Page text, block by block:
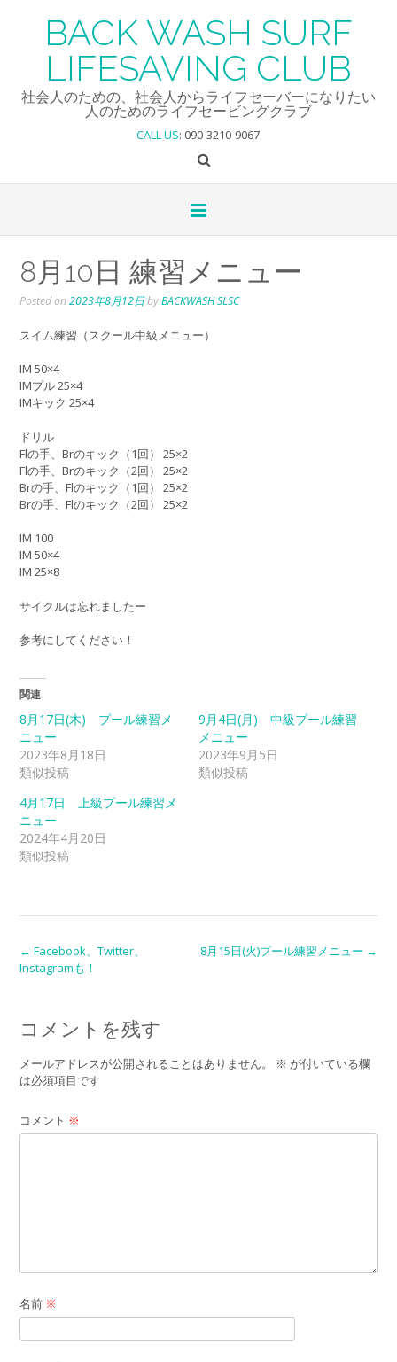
BACK WASH SURF
LIFESAVING CLUB
社会人のための、社会人からライフセーバーになりたい
人のためのライフセービングクラブ
CALL US: 090-3210-9067
8月10日 練習メニュー
Posted on2023年8月12日byBACKWASH SLSC
スイム練習（スクール中級メニュー）
IM 50×4
IMプル 25×4
IMキック 25×4
ドリル
Flの手、Brのキック（1回） 25×2
Flの手、Brのキック（2回） 25×2
Brの手、Flのキック（1回） 25×2
Brの手、Flのキック（2回） 25×2
IM 100
IM 50×4
IM 25×8
サイクルは忘れましたー
参考にしてください！
関連
8月17日(木) プール練習メ
ニュー
2023年8月18日
類似投稿
9月4日(月) 中級プール練習
メニュー
2023年9月5日
類似投稿
4月17日 上級プール練習メ
ニュー
2024年4月20日
類似投稿
Post
navigation
← Facebook、Twitter、
Instagramも！
8月15日(火)プール練習メニュー →
コメントを残す
メールアドレスが公開されることはありません。 ※ が付いている欄
は必須項目です
コメント ※
名前 ※